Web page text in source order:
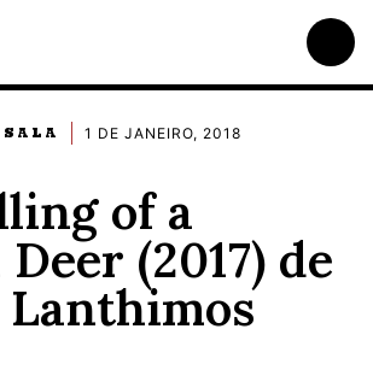
SALA 1 DE JANEIRO, 2018
of a
(2017) de
Lanthimos